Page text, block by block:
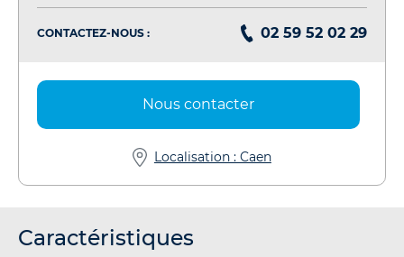
CONTACTEZ-NOUS : 02 59 52 02 29
Nous contacter
Localisation : Caen
Caractéristiques